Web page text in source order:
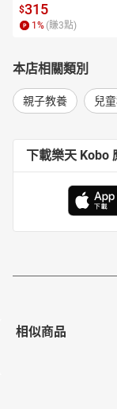
$315
1 % (賺3點)
本店相關類別
親子教養 兒
下載樂天 Kobo
相似商品